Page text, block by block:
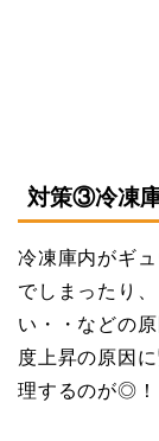
対策③冷凍
冷凍庫内がギ
でしまったり
い・・などの
度上昇の原因
理するのが◎！